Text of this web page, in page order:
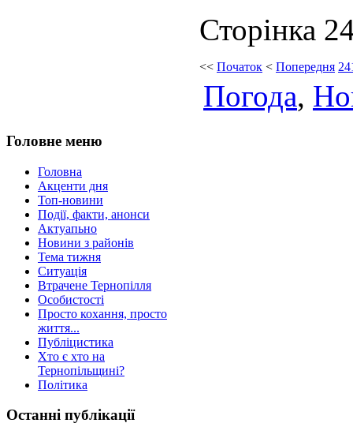
Сторінка
<< Початок < Попередня
Погода,
Головне меню
Головна
Акценти дня
Топ-новини
Події, факти, анонси
Актуапьно
Новини з районів
Тема тижня
Ситуація
Втрачене Тернопілля
Особистості
Просто кохання, просто
життя...
Публіцистика
Хто є хто на
Тернопільщині?
Політика
Останні публікації